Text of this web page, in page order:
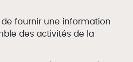
de fournir une information
des activités de la